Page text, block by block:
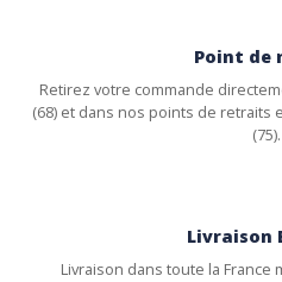
Point de
Retirez votre commande
(68) et dans nos points de retraits
(75).
Livraison
Livraison dans toute la France